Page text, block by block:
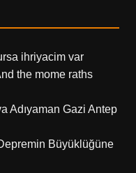
ihriyacim var
the mome raths
Adıyaman Gazi Antep
Büyüklüğüne